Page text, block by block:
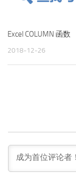
Excel COLUMN 函数
2018-12-26